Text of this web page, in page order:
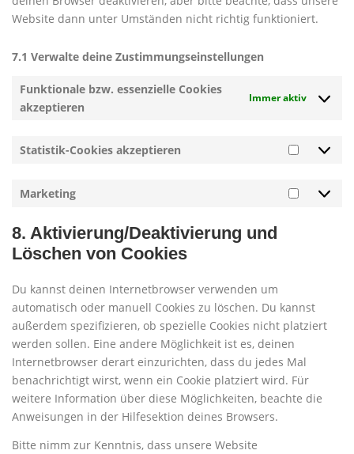
Website dann unter Umständen nicht richtig funktioniert.
7.1 Verwalte deine Zustimmungseinstellungen
Funktionale bzw. essenzielle Cookies
akzeptieren
Immer aktiv
Statistik-Cookies akzeptieren
Marketing
8. Aktivierung/Deaktivierung und
Löschen von Cookies
Du kannst deinen Internetbrowser verwenden um
automatisch oder manuell Cookies zu löschen. Du kannst
außerdem spezifizieren, ob spezielle Cookies nicht platziert
werden sollen. Eine andere Möglichkeit ist es, deinen
Internetbrowser derart einzurichten, dass du jedes Mal
benachrichtigt wirst, wenn ein Cookie platziert wird. Für
weitere Information über diese Möglichkeiten, beachte die
Anweisungen in der Hilfesektion deines Browsers.
Bitte nimm zur Kenntnis, dass unsere Website